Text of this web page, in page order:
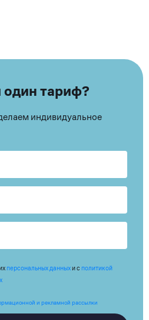
тариф?
индивидуальное
персональных данныхи с политикой
и рекламной рассылки